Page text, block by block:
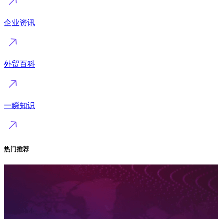
企业资讯
外贸百科
一瞬知识
热门推荐